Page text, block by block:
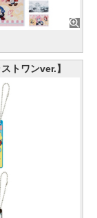
トワンver.】